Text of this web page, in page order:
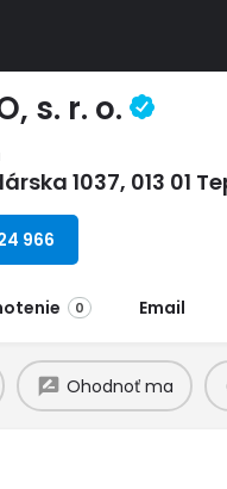
s. r. o.
1037, 013 01
966
0 Email
Ohodnoť ma